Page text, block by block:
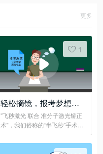
更多
轻松摘镜，报考梦想职
业
"飞秒激光 联合 准分子激光矫正
术"，我们俗称的“半飞秒”手术，
全程无刀、无痛、快捷！
1